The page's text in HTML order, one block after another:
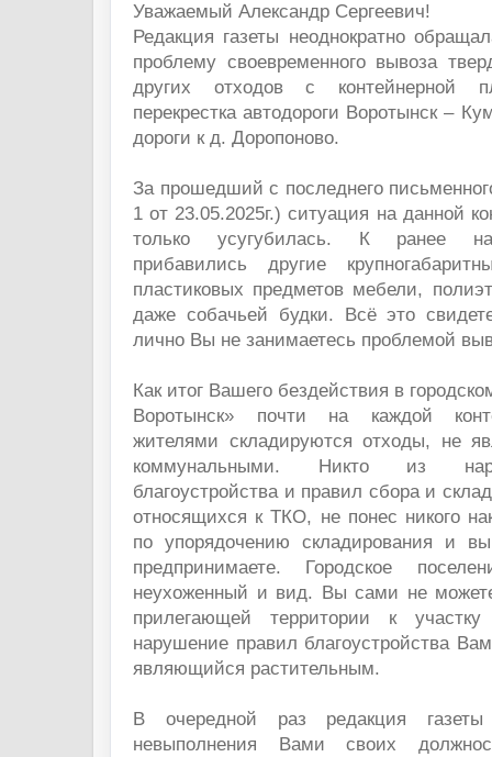
Уважаемый Александр Сергеевич!
Редакция газеты неоднократно
проблему своевременного вывоза
других отходов с контейнерной
перекрестка автодороги Воротынск –
дороги к д. Доропоново.
За прошедший с последнего
1 от 23.05.2025г.) ситуация на данной
только усугубилась. К ранее
прибавились другие
пластиковых предметов мебели,
даже собачьей будки. Всё это
лично Вы не занимаетесь проблемой
Как итог Вашего бездействия в
Воротынск» почти на каждой
жителями складируются отходы, не
коммунальными. Никто из
благоустройства и правил сбора и
относящихся к ТКО, не понес никого
по упорядочению складирования и
предпринимаете. Городское
неухоженный и вид. Вы сами не
прилегающей территории к
нарушение правил благоустройства
являющийся растительным.
В очередной раз редакция газеты
невыполнения Вами своих